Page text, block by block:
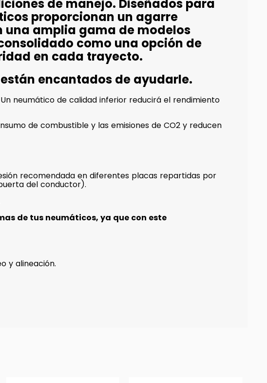
de manejo. Diseñados para
proporcionan un agarre
una amplia gama de modelos
como una opción de
en cada trayecto.
encantados de ayudarle.
neumático de calidad inferior reducirá el rendimiento
de combustible y las emisiones de CO2 y reducen
recomendada en diferentes placas repartidas por
del conductor).
de tus neumáticos, ya que con este
y alineación.